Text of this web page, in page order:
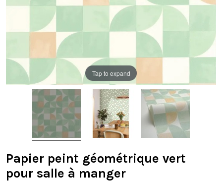
Tap to expand
Papier peint géométrique vert
pour salle à manger